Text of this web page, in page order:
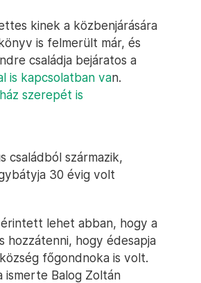
kinek a közbenjárására
is felmerült már, és
családja bejáratos a
is kapcsolatban van.
szerepét is
családból származik,
30 évig volt
lehet abban, hogy a
hozzátenni, hogy édesapja
főgondnoka is volt.
ismerte Balog Zoltán